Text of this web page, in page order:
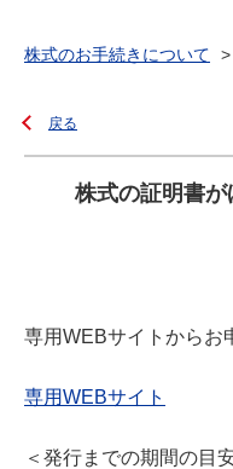
株式のお手続きについて >
戻る
株式の証明書
専用WEBサイトからお
専用WEBサイト
＜発行までの期間の目